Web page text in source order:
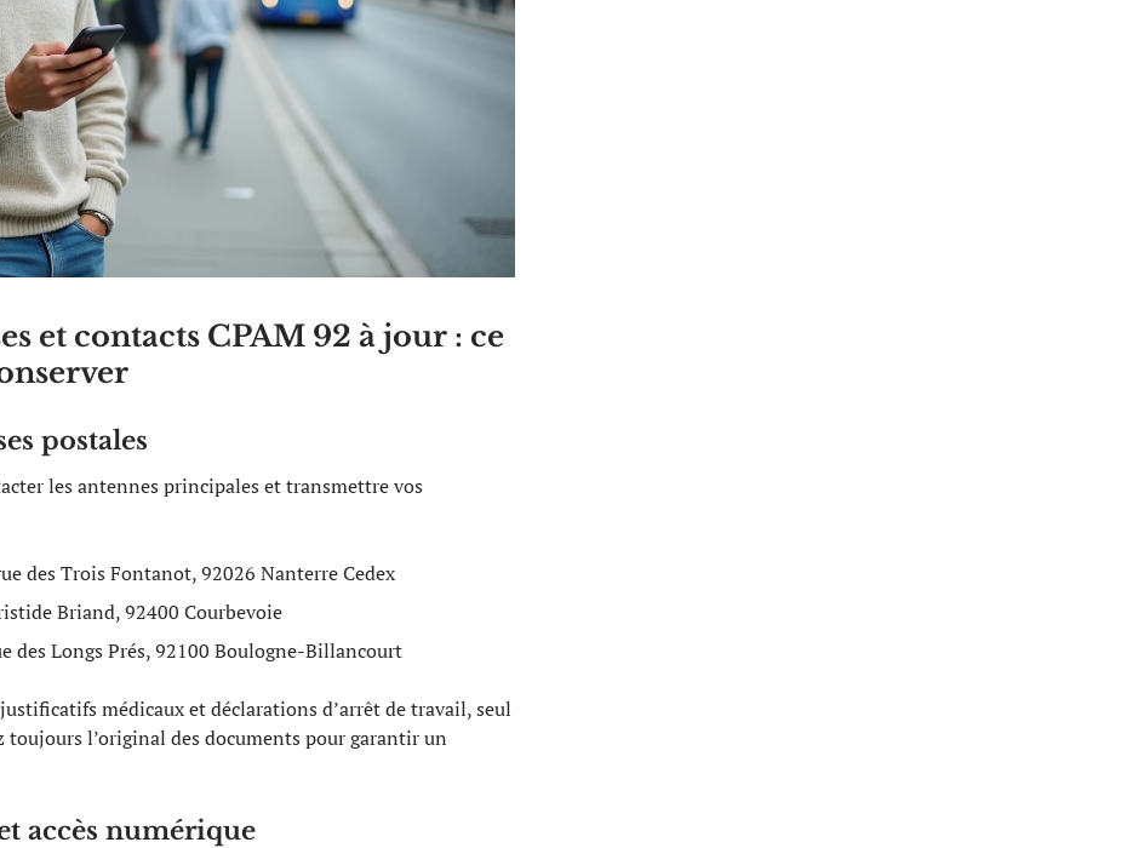
et contacts CPAM 92 à jour : ce
postales
les antennes principales et transmettre vos
des Trois Fontanot, 92026 Nanterre Cedex
Briand, 92400 Courbevoie
des Longs Prés, 92100 Boulogne-Billancourt
médicaux et déclarations d’arrêt de travail, seul
toujours l’original des documents pour garantir un
accès numérique